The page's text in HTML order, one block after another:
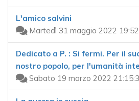
L'amico salvini
Martedì 31 maggio 2022
Dedicato a P. : Si fermi. Per il
nostro popolo, per l'umanità
Sabato 19 marzo 2022